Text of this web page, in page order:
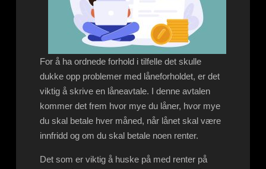
For å ha ordnede forhold i tilfelle det skulle
dukke opp problemer med låneforholdet, er det
viktig å skrive en låneavtale. I denne avtalen
kommer det frem hvor mye du låner, hvor mye
du skal betale hver måned, når lånet skal være
innfridd og om du skal betale noen renter.
Det som er viktig å huske på med renter på